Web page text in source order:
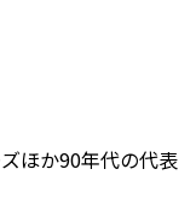
ほか90年代の代表